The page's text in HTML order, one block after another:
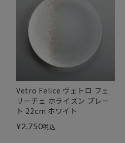
Vetro Felice ヴェトロ フェ
リーチェ ホライズン プレー
ト 22cm ホワイト
¥2,750税込